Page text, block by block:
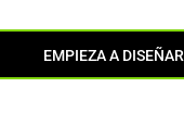
EMPIEZA A DISEÑAR